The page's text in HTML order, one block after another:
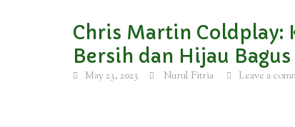
Chris Martin Coldplay:
Bersih dan Hijau
May 23, 2023 Nurul Fitria Leave a